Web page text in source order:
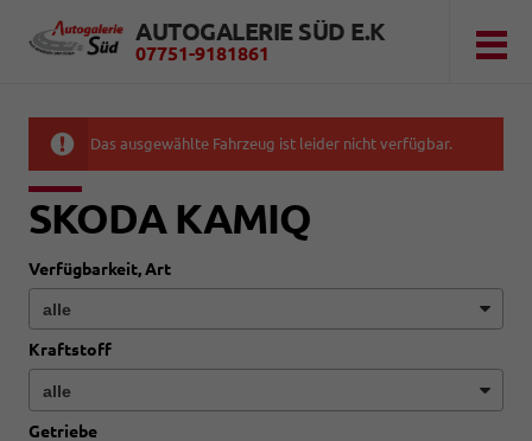
AUTOGALERIE SÜD E.K
07751-9181861
Das ausgewählte Fahrzeug ist leider nicht verfügbar.
SKODA KAMIQ
Verfügbarkeit, Art
Kraftstoff
Getriebe